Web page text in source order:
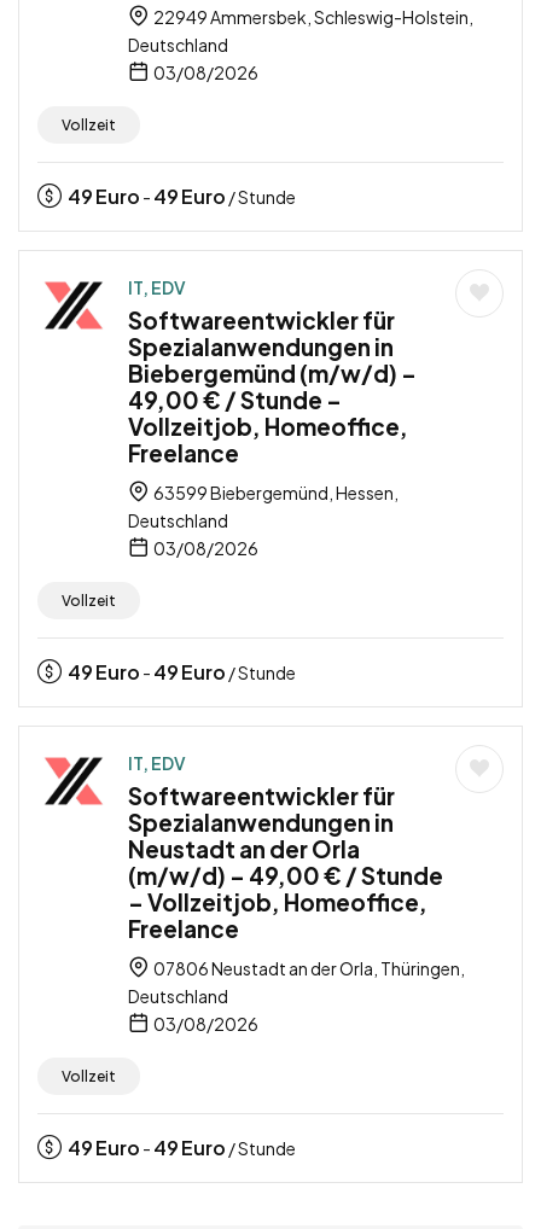
22949 Ammersbek, Schleswig-Holstein,
Deutschland
03/08/2026
Vollzeit
49Euro - 49Euro / Stunde
IT, EDV
Softwareentwickler für
Spezialanwendungen in
Biebergemünd (m/w/d) –
49,00 € / Stunde –
Vollzeitjob, Homeoffice,
Freelance
63599 Biebergemünd, Hessen,
Deutschland
03/08/2026
Vollzeit
49Euro - 49Euro / Stunde
IT, EDV
Softwareentwickler für
Spezialanwendungen in
Neustadt an der Orla
(m/w/d) – 49,00 € / Stunde
– Vollzeitjob, Homeoffice,
Freelance
07806 Neustadt an der Orla, Thüringen,
Deutschland
03/08/2026
Vollzeit
49Euro - 49Euro / Stunde